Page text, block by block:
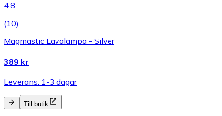
4.8
(10)
Magmastic Lavalampa - Silver
389 kr
Leverans: 1-3 dagar
Till butik